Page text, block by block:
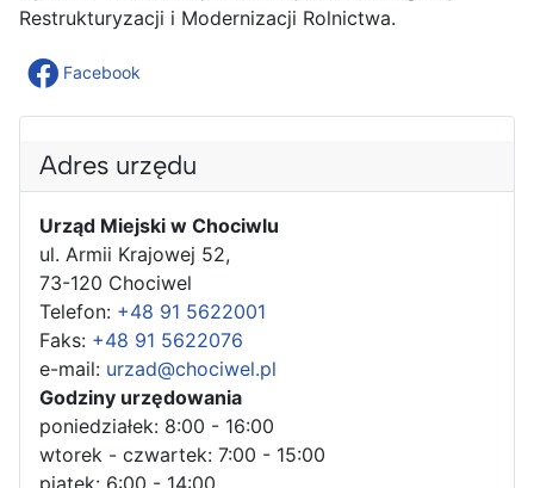
Restrukturyzacji i Modernizacji Rolnictwa.
Facebook
Adres urzędu
Urząd Miejski w Chociwlu
ul. Armii Krajowej 52,
73-120 Chociwel
Telefon: +48 91 5622001
Faks: +48 91 5622076
e-mail: urzad@chociwel.pl
Godziny urzędowania
poniedziałek: 8:00 - 16:00
wtorek - czwartek: 7:00 - 15:00